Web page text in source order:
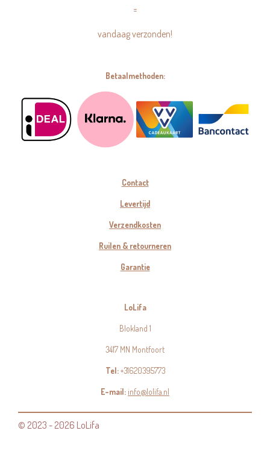
=
vandaag verzonden!
Betaalmethoden:
Contact
Levertijd
Verzendkosten
Ruilen & retourneren
Garantie
LoLifa
Blokland 1
3417 MN Montfoort
Tel:+31620395773
E-mail:info@lolifa.nl
© 2023 - 2026 LoLifa